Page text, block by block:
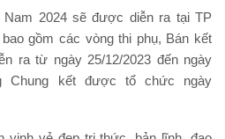
Nam 2024 sẽ được diễn ra tại TP
gồm các vòng thi phụ, Bán kết
ra từ ngày 25/12/2023 đến ngày
Chung kết được tổ chức ngày